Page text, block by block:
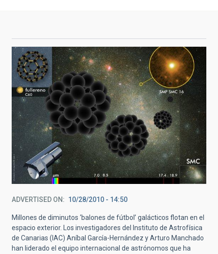
ADVERTISED ON 10/28/2010 - 14:50
Millones de diminutos ‘balones de fútbol’ galácticos flotan en el
espacio exterior. Los investigadores del Instituto de Astrofísica
de Canarias (IAC) Aníbal García-Hernández y Arturo Manchado
han liderado el equipo internacional de astrónomos que ha